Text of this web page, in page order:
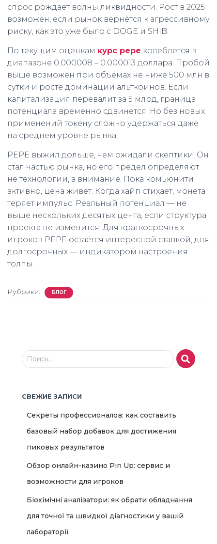
спрос рождает волны ликвидности. Рост в 2025
возможен, если рынок вернётся к агрессивному
риску, как это уже было с DOGE и SHIB.
По текущим оценкам курс pepe колеблется в
диапазоне 0.000008 – 0.000013 доллара. Пробой
выше возможен при объёмах не ниже 500 млн в
сутки и росте доминации альткоинов. Если
капитализация перевалит за 5 млрд, граница
потенциала временно сдвинется. Но без новых
применений токену сложно удержаться даже
на среднем уровне рынка.
PEPE выжил дольше, чем ожидали скептики. Он
стал частью рынка, но его предел определяют
не технологии, а внимание. Пока комьюнити
активно, цена живёт. Когда хайп стихает, монета
теряет импульс. Реальный потенциал — не
выше нескольких десятых цента, если структура
проекта не изменится. Для краткосрочных
игроков PEPE остаётся интересной ставкой, для
долгосрочных — индикатором настроения
толпы.
Рубрики: БЛОГ
Н
и
Поиск…
СВЕЖИЕ ЗАПИСИ
Секреты профессионалов: как составить
базовый набор добавок для достижения
пиковых результатов
Обзор онлайн-казино Pin Up: сервис и
возможности для игроков
Біохімічні аналізатори: як обрати обладнання
для точної та швидкої діагностики у вашій
лабораторії